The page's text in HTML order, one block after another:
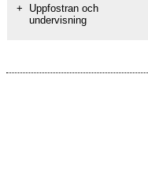
+
Uppfostran och
undervisning